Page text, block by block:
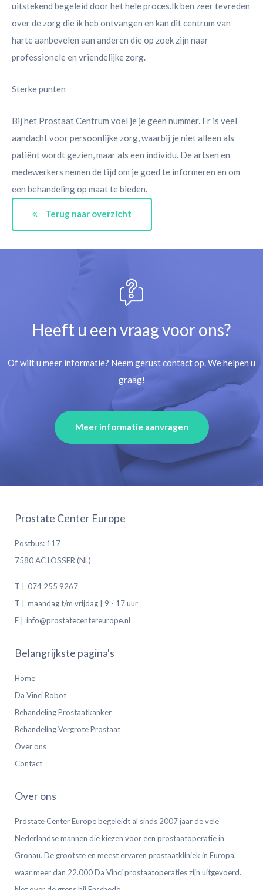
uitstekend begeleid door het hele proces.Ik ben zeer tevreden
over de zorg die ik heb ontvangen en kan dit centrum van
harte aanbevelen aan anderen die op zoek zijn naar
professionele en vriendelijke zorg.
Sterke punten
Bij het Prostaat Centrum voel je je geen nummer. Er is veel
aandacht voor persoonlijke zorg, waarbij je niet alleen als
patiënt wordt gezien, maar als een individu. De artsen en
medewerkers nemen de tijd om je goed te informeren en om
een behandeling op maat te bieden.
Terug naar overzicht
Heeft u een vraag voor ons?
Of wilt u meer informatie? Neem gerust contact op. We helpen u
graag!
Meer informatie aanvragen
Prostate Center Europe
Postbus: 117
7580 AC LOSSER (NL)
T |
074 255 9267
T |
maandag t/m vrijdag | 9 - 17 uur
E |
info@prostatecentereurope.nl
Belangrijkste pagina's
Home
Da Vinci Robot
Behandeling Prostaatkanker
Behandeling Vergrote Prostaat
Over ons
Contact
Over ons
Prostate Center Europe begeleidt al sinds 2007 jaar de vele
Nederlandse mannen die kiezen voor een prostaatoperatie in
Gronau. De grootste en meest ervaren prostaatkliniek in Europa,
waar meer dan 22.000 Da Vinci prostaatoperaties zijn uitgevoerd.